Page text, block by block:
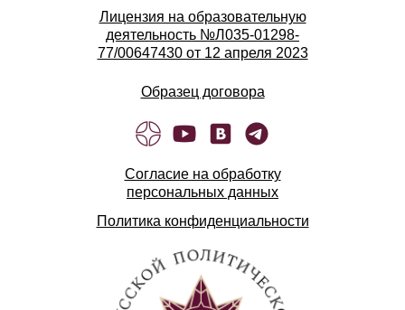
Лицензия на образовательную
деятельность №Л035-01298-
77/00647430 от 12 апреля 2023
Образец договора
Согласие на обработку
персональных данных
Политика конфиденциальности